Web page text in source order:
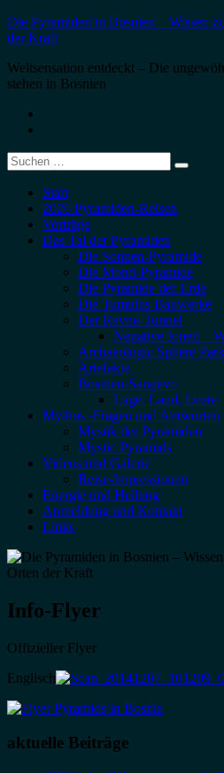
Zum
Inhalt
Die Pyramiden in Bosnien – Wissen
der Kraft
Weltsensation entdeckt – Die
stehen in Bosnien
Suche
nach:
Start
2026 Pyramiden-Reisen
Vorträge
Das Tal der Pyramiden
Die Sonnen-Pyramide
Die Mond-Pyramide
Die Pyramide der Erde
Die Tumulus Bauwerke
Der Ravne-Tunnel
Negative Ionen –
Archaeologic Sphere Park
Artefakte
Bosnien-Sarajevo
Lage, Land, Leute
Mythos -Fragen und Antworten
Mystik der Pyramiden
Mystic Pyramids
Videos und Galerie
Reise-Impressionen
Energie und Heilung
Anmeldung und Kontakt
Links
Info-Flyer
Offizieller Flyer
Englisch
aktuelle Beiträge